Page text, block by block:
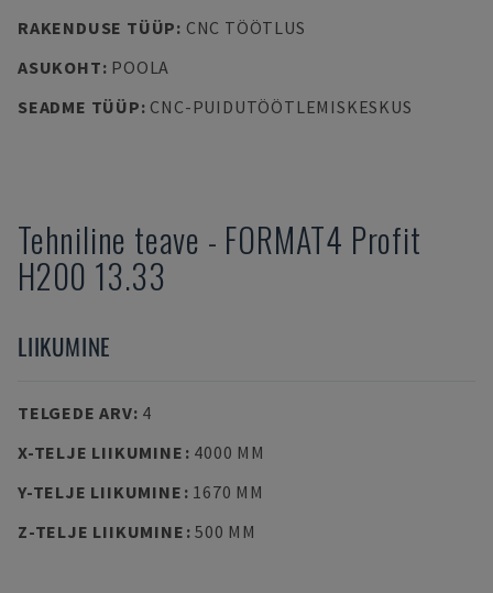
RAKENDUSE TÜÜP: CNC TÖÖTLUS
ASUKOHT: POOLA
SEADME TÜÜP: CNC-PUIDUTÖÖTLEMISKESKUS
Tehniline teave - FORMAT4 Profit
H200 13.33
LIIKUMINE
TELGEDE ARV: 4
X-TELJE LIIKUMINE : 4000 MM
Y-TELJE LIIKUMINE : 1670 MM
Z-TELJE LIIKUMINE :500 MM